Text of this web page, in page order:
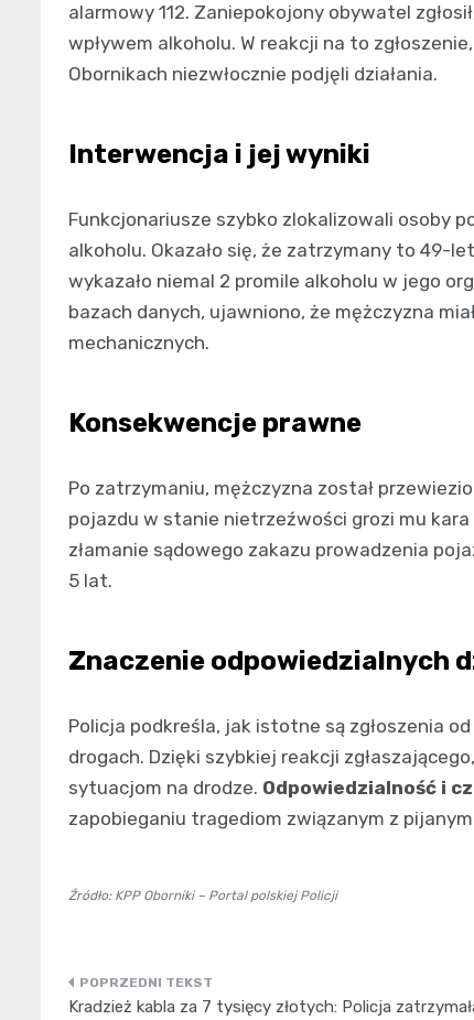
alarmowy 112. Zaniepokojony obywatel
wpływem alkoholu. W reakcji na to
Obornikach niezwłocznie podjęli działania.
Interwencja i jej wyniki
Funkcjonariusze szybko zlokalizowali osoby
alkoholu. Okazało się, że zatrzymany to 49-
wykazało niemal 2 promile alkoholu w jego
bazach danych, ujawniono, że mężczyzna
mechanicznych.
Konsekwencje prawne
Po zatrzymaniu, mężczyzna został
pojazdu w stanie nietrzeźwości grozi mu
złamanie sądowego zakazu prowadzenia
5 lat.
Znaczenie odpowiedzialnych
Policja podkreśla, jak istotne są zgłoszenia
drogach. Dzięki szybkiej reakcji
sytuacjom na drodze. Odpowiedzialność i
zapobieganiu tragediom związanym z
Źródło: KPP Oborniki – Portal polskiej Policji
Nawigacja
Kradzież kabla za 7 tysięcy złotych: Policja